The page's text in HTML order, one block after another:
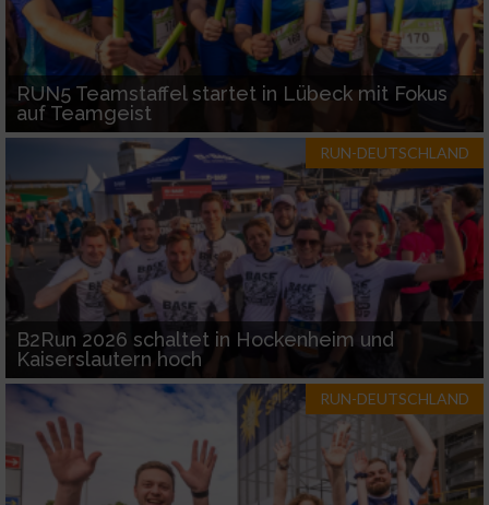
RUN5 Teamstaffel startet in Lübeck mit Fokus
auf Teamgeist
RUN-DEUTSCHLAND
B2Run 2026 schaltet in Hockenheim und
Kaiserslautern hoch
RUN-DEUTSCHLAND